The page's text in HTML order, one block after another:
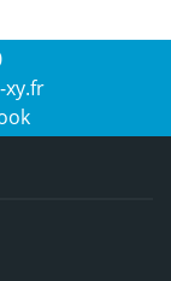
xy.fr